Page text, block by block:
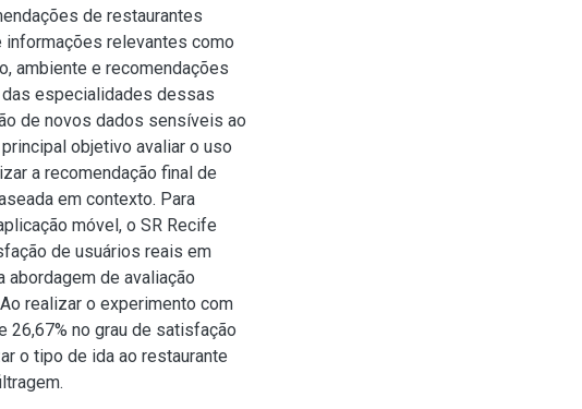
de restaurantes
relevantes como
ambiente e recomendações
especialidades dessas
de novos dados sensíveis ao
objetivo avaliar o uso
a recomendação final de
em contexto. Para
móvel, o SR Recife
de usuários reais em
abordagem de avaliação
realizar o experimento com
26,67% no grau de satisfação
o tipo de ida ao restaurante